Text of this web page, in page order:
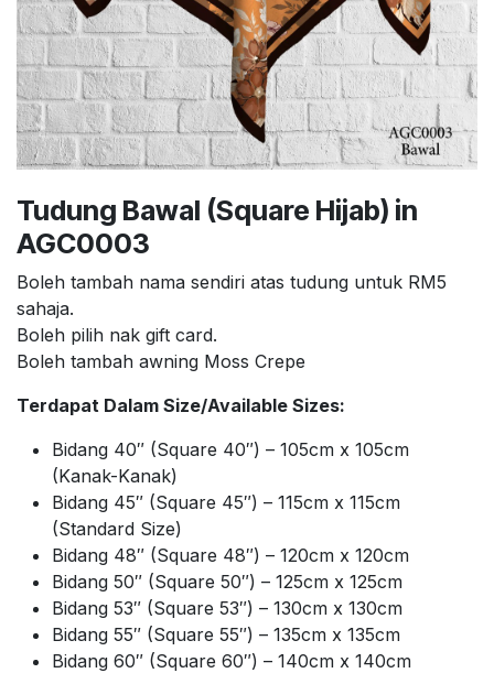
Tudung Bawal (Square Hijab) in
AGC0003
Boleh tambah nama sendiri atas tudung untuk RM5
sahaja.
Boleh pilih nak gift card.
Boleh tambah awning Moss Crepe
Terdapat Dalam Size/Available Sizes:
Bidang 40″ (Square 40″) – 105cm x 105cm
(Kanak-Kanak)
Bidang 45″ (Square 45″) – 115cm x 115cm
(Standard Size)
Bidang 48″ (Square 48″) – 120cm x 120cm
Bidang 50″ (Square 50″) – 125cm x 125cm
Bidang 53″ (Square 53″) – 130cm x 130cm
Bidang 55″ (Square 55″) – 135cm x 135cm
Bidang 60″ (Square 60″) – 140cm x 140cm